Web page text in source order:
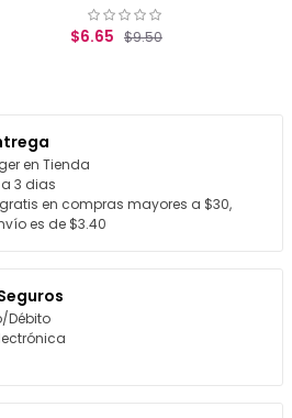
en Tienda
a 3 dias
en compras mayores a $30,
es de $3.40
Débito